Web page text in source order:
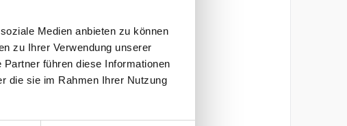
Medien anbieten zu können
zu Ihrer Verwendung unserer
führen diese Informationen
die sie im Rahmen Ihrer Nutzung
April 2026
März 2026
November 2025
Oktober 2025